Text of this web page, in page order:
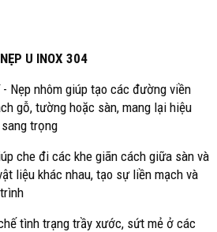
U INOX 304
Nẹp nhôm giúp tạo các đường viền
gỗ, tường hoặc sàn, mang lại hiệu
trọng
che đi các khe giãn cách giữa sàn và
liệu khác nhau, tạo sự liền mạch và
tình trạng trầy xước, sứt mẻ ở các